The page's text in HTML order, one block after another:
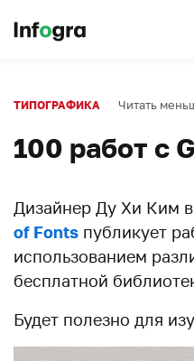
ТИПОГРАФИКА Читать
100 работ с
Дизайнер Ду Хи Ким
of Fonts публикует
использованием
бесплатной
Будет полезно для